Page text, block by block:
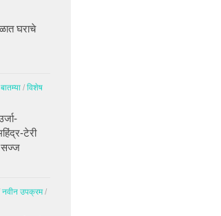
घराचे
बातम्या / विशेष
टेरी
सज्ज
नवीन उपक्रम/